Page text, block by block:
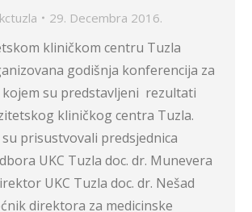
29. Decembra 2016.
kliničkom centru Tuzla
godišnja konferencija za
su predstavljeni rezultati
kliničkog centra Tuzla.
prisustvovali predsjednica
UKC Tuzla doc. dr. Munevera
UKC Tuzla doc. dr. Nešad
direktora za medicinske